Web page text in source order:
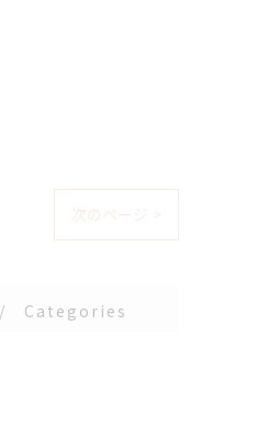
次のページ >
Categories